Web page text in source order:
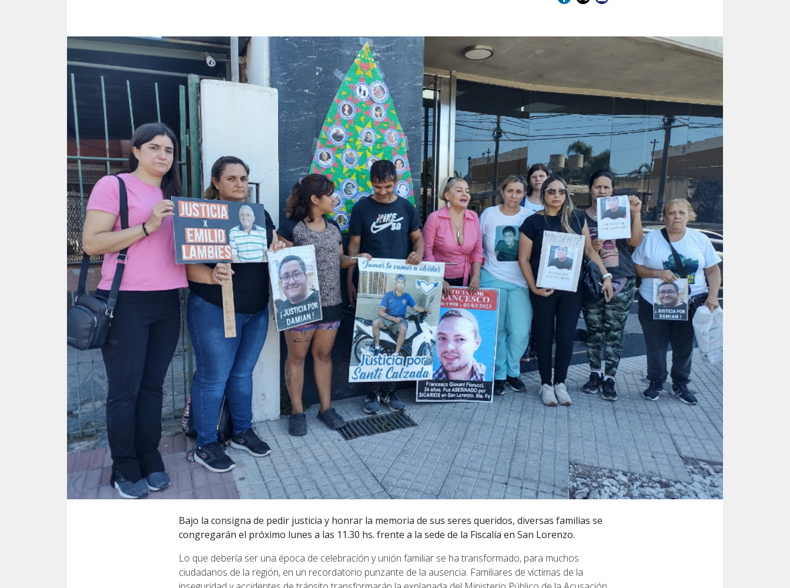
Bajo la consigna de pedir justicia y honrar la memoria de sus seres queridos, diversas familias se
congregarán el próximo lunes a las 11.30 hs. frente a la sede de la Fiscalía en San Lorenzo.
Lo que debería ser una época de celebración y unión familiar se ha transformado, para muchos
ciudadanos de la región, en un recordatorio punzante de la ausencia. Familiares de víctimas de la